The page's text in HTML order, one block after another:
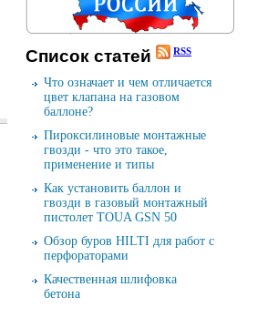
Cписок cтатей RSS
Что означает и чем отличается
цвет клапана на газовом
баллоне?
Пироксилиновые монтажные
гвозди - что это такое,
применение и типы
Как установить баллон и
гвозди в газовый монтажный
пистолет TOUA GSN 50
Обзор буров HILTI для работ с
перфораторами
Качественная шлифовка
бетона